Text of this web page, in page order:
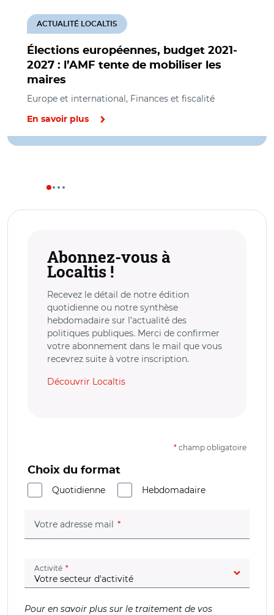
Élections européennes, budget 2021-
2027 : l’AMF tente de mobiliser les
maires
ACTUALITÉ LOCALTIS
Europe et international, Finances et fiscalité
En savoir plus
Abonnez-vous à
Localtis !
Recevez le détail de notre édition
quotidienne ou notre synthèse
hebdomadaire sur l’actualité des
politiques publiques. Merci de confirmer
votre abonnement dans le mail que vous
recevrez suite à votre inscription.
Découvrir Localtis
* champ obligatoire
Choix du format
Quotidienne
Hebdomadaire
Votre adresse mail (champ obligatoire)
Activité (champ obligatoire)
Pour en savoir plus sur le traitement de vos